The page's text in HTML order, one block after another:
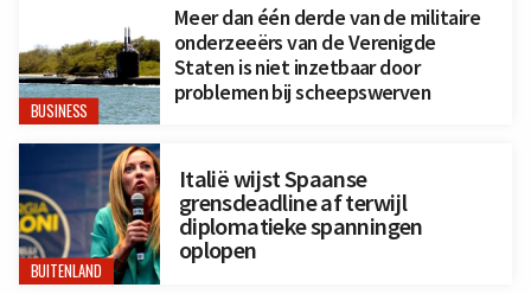
BUSINESS
Meer dan één derde van de militaire
onderzeeërs van de Verenigde
Staten is niet inzetbaar door
problemen bij scheepswerven
BUITENLAND
Italië wijst Spaanse
grensdeadline af terwijl
diplomatieke spanningen
oplopen